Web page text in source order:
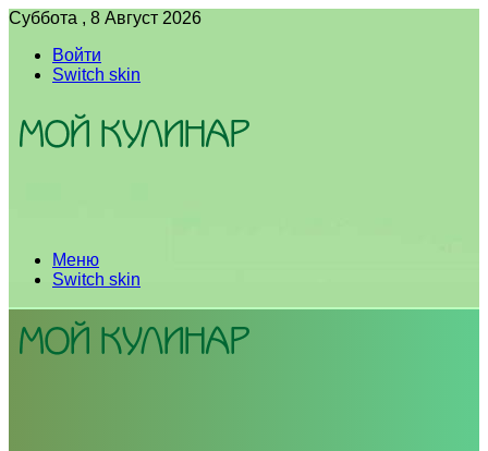
Суббота , 8 Август 2026
Войти
Switch skin
Меню
Switch skin